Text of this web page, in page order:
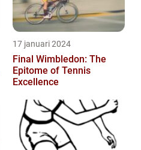
17 januari 2024
Final Wimbledon: The
Epitome of Tennis
Excellence